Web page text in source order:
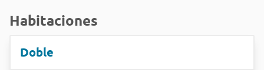
Habitaciones
Doble